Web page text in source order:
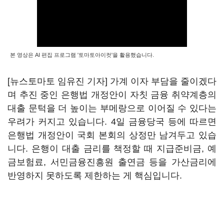
본 영상은 AI 편집 프로그램 '토마토아이컷'을 활용했습니다.
[뉴스토마토 임유진 기자] 가계 이자 부담을 줄이겠다
며 추진 중인 은행법 개정안이 자칫 금융 취약계층의
대출 문턱을 더 높이는 부메랑으로 이어질 수 있다는
우려가 커지고 있습니다. 4일 금융당국 등에 따르면
은행법 개정안이 국회 본회의 상정만 남겨두고 있습
니다. 은행이 대출 금리를 책정할 때 지급준비금, 예
금보험료, 서민금융진흥원 출연금 등을 가산금리에
반영하지 못하도록 제한하는 게 핵심입니다.